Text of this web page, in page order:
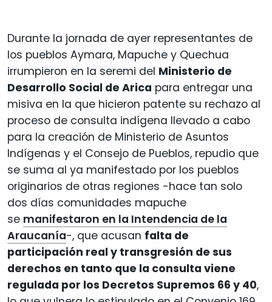
Durante la jornada de ayer representantes de
los pueblos Aymara, Mapuche y Quechua
irrumpieron en la seremi del Ministerio de
Desarrollo Social de Arica para entregar una
misiva en la que hicieron patente su rechazo al
proceso de consulta indígena llevado a cabo
para la creación de Ministerio de Asuntos
Indígenas y el Consejo de Pueblos, repudio que
se suma al ya manifestado por los pueblos
originarios de otras regiones -hace tan solo
dos días comunidades mapuche
se manifestaron en la Intendencia de la
Araucanía-, que acusan falta de
participación real y transgresión de sus
derechos en tanto que la consulta viene
regulada por los Decretos Supremos 66 y 40,